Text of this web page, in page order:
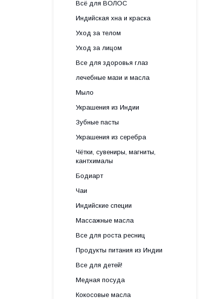
Всё для ВОЛОС
Индийская хна и краска
Уход за телом
Уход за лицом
Все для здоровья глаз
лечебные мази и масла
Мыло
Украшения из Индии
Зубные пасты
Украшения из серебра
Чётки, сувениры, магниты,
кантхималы
Бодиарт
Чаи
Индийские специи
Массажные масла
Все для роста ресниц
Продукты питания из Индии
Все для детей!
Медная посуда
Кокосовые масла